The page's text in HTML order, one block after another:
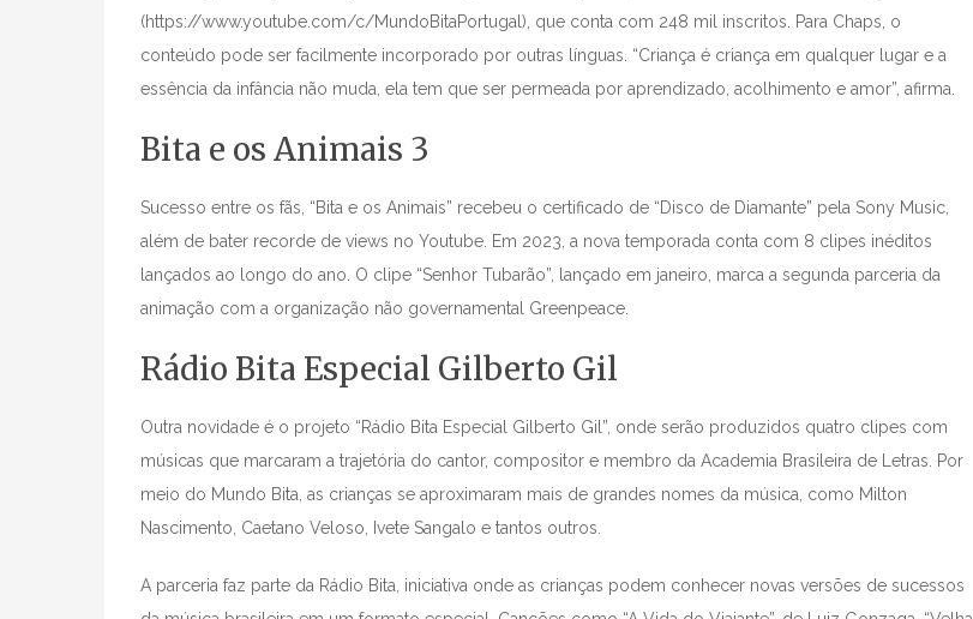
(https://www.youtube.com/c/MundoBitaPortugal), que conta com 248 mil inscritos. Para Chaps, o
conteúdo pode ser facilmente incorporado por outras línguas. “Criança é criança em qualquer lugar e a
essência da infância não muda, ela tem que ser permeada por aprendizado, acolhimento e amor”, afirma.
Bita e os Animais 3
Sucesso entre os fãs, “Bita e os Animais” recebeu o certificado de “Disco de Diamante” pela Sony Music,
além de bater recorde de views no Youtube. Em 2023, a nova temporada conta com 8 clipes inéditos
lançados ao longo do ano. O clipe “Senhor Tubarão”, lançado em janeiro, marca a segunda parceria da
animação com a organização não governamental Greenpeace.
Rádio Bita Especial Gilberto Gil
Outra novidade é o projeto “Rádio Bita Especial Gilberto Gil”, onde serão produzidos quatro clipes com
músicas que marcaram a trajetória do cantor, compositor e membro da Academia Brasileira de Letras. Por
meio do Mundo Bita, as crianças se aproximaram mais de grandes nomes da música, como Milton
Nascimento, Caetano Veloso, Ivete Sangalo e tantos outros.
A parceria faz parte da Rádio Bita, iniciativa onde as crianças podem conhecer novas versões de sucessos